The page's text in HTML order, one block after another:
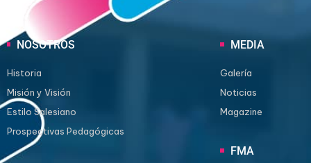
NOSOTROS
Historia
Misión y Visión
Estilo Salesiano
Prospectivas Pedagógicas
MEDIA
Galería
Noticias
Magazine
FMA